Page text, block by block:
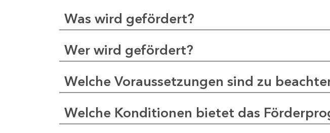
Was wird gefördert?
Wer wird gefördert?
Welche Voraussetzungen sind zu
Welche Konditionen bietet das